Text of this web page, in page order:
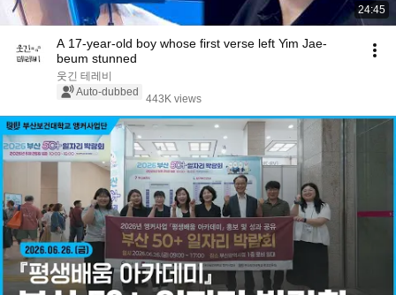
24:45
A 17-year-old boy whose first verse left Yim Jae-
beum stunned
웃긴 테레비
Auto-dubbed
443K views